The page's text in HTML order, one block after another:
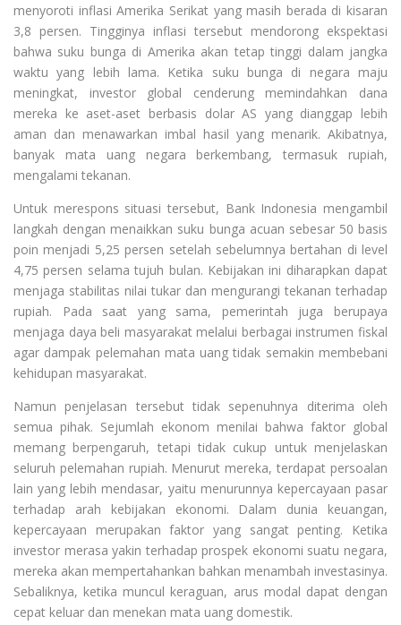
menyoroti inflasi Amerika Serikat yang masih berada di kisaran
3,8 persen. Tingginya inflasi tersebut mendorong ekspektasi
bahwa suku bunga di Amerika akan tetap tinggi dalam jangka
waktu yang lebih lama. Ketika suku bunga di negara maju
meningkat, investor global cenderung memindahkan dana
mereka ke aset-aset berbasis dolar AS yang dianggap lebih
aman dan menawarkan imbal hasil yang menarik. Akibatnya,
banyak mata uang negara berkembang, termasuk rupiah,
mengalami tekanan.
Untuk merespons situasi tersebut, Bank Indonesia mengambil
langkah dengan menaikkan suku bunga acuan sebesar 50 basis
poin menjadi 5,25 persen setelah sebelumnya bertahan di level
4,75 persen selama tujuh bulan. Kebijakan ini diharapkan dapat
menjaga stabilitas nilai tukar dan mengurangi tekanan terhadap
rupiah. Pada saat yang sama, pemerintah juga berupaya
menjaga daya beli masyarakat melalui berbagai instrumen fiskal
agar dampak pelemahan mata uang tidak semakin membebani
kehidupan masyarakat.
Namun penjelasan tersebut tidak sepenuhnya diterima oleh
semua pihak. Sejumlah ekonom menilai bahwa faktor global
memang berpengaruh, tetapi tidak cukup untuk menjelaskan
seluruh pelemahan rupiah. Menurut mereka, terdapat persoalan
lain yang lebih mendasar, yaitu menurunnya kepercayaan pasar
terhadap arah kebijakan ekonomi. Dalam dunia keuangan,
kepercayaan merupakan faktor yang sangat penting. Ketika
investor merasa yakin terhadap prospek ekonomi suatu negara,
mereka akan mempertahankan bahkan menambah investasinya.
Sebaliknya, ketika muncul keraguan, arus modal dapat dengan
cepat keluar dan menekan mata uang domestik.